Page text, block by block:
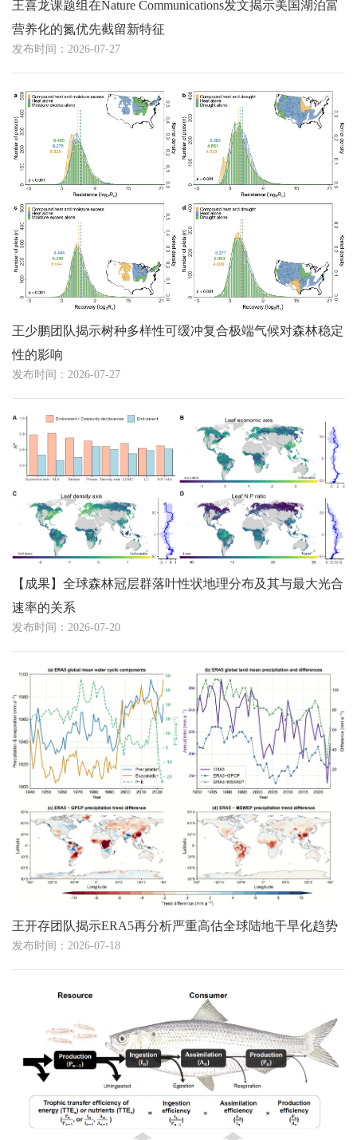
王喜龙课题组在Nature Communications发文揭示美国湖泊富
营养化的氮优先截留新特征
发布时间：2026-07-27
王少鹏团队揭示树种多样性可缓冲复合极端气候对森林稳定
性的影响
发布时间：2026-07-27
【成果】全球森林冠层群落叶性状地理分布及其与最大光合
速率的关系
发布时间：2026-07-20
王开存团队揭示ERA5再分析严重高估全球陆地干旱化趋势
发布时间：2026-07-18